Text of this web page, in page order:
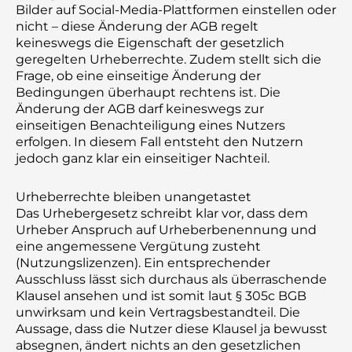
Bilder auf Social-Media-Plattformen einstellen oder
nicht – diese Änderung der AGB regelt
keineswegs die Eigenschaft der gesetzlich
geregelten Urheberrechte. Zudem stellt sich die
Frage, ob eine einseitige Änderung der
Bedingungen überhaupt rechtens ist. Die
Änderung der AGB darf keineswegs zur
einseitigen Benachteiligung eines Nutzers
erfolgen. In diesem Fall entsteht den Nutzern
jedoch ganz klar ein einseitiger Nachteil.
Urheberrechte bleiben unangetastet
Das Urhebergesetz schreibt klar vor, dass dem
Urheber Anspruch auf Urheberbenennung und
eine angemessene Vergütung zusteht
(Nutzungslizenzen). Ein entsprechender
Ausschluss lässt sich durchaus als überraschende
Klausel ansehen und ist somit laut § 305c BGB
unwirksam und kein Vertragsbestandteil. Die
Aussage, dass die Nutzer diese Klausel ja bewusst
absegnen, ändert nichts an den gesetzlichen